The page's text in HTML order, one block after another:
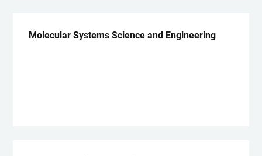
Molecular Systems Science and Engineering